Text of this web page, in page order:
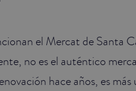
el Mercat de Santa
no es el auténtico
hace años, es